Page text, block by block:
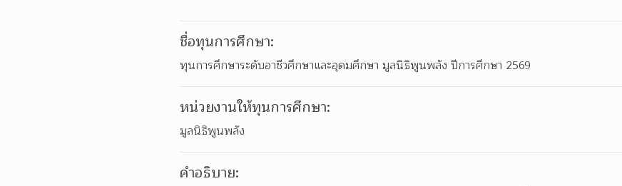
ชื่อทุนการศึกษา:
ทุนการศึกษาระดับอาชีวศึกษาและอุดมศึกษา มูลนิธิพูนพลัง ปีการศึกษา 2569
หน่วยงานให้ทุนการศึกษา:
มูลนิธิพูนพลัง
คำอธิบาย: